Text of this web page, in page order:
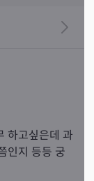
하고싶은데 과
인지 등등 궁